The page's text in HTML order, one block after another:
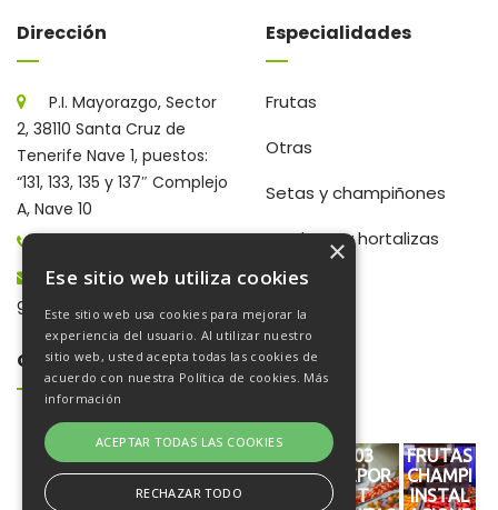
Dirección
P.I. Mayorazgo, Sector
2, 38110 Santa Cruz de
Tenerife Nave 1, puestos:
“131, 133, 135 y 137″ Complejo
A, Nave 10
gerencia@frutaschampi.es
Especialidades
Frutas
Otras
Setas y champiñones
Verduras y hortalizas
Galería De Fotos
03
REPOR
CHAMPI
INSTAL
CHAMPI
INSTAL
REPOR
03
REPOR
T
FRUTAS
CHAMPI
INSTAL
×
Ese sitio web utiliza cookies
Este sitio web usa cookies para mejorar la
experiencia del usuario. Al utilizar nuestro
sitio web, usted acepta todas las cookies de
acuerdo con nuestra Política de cookies. Más
información
ACEPTAR TODAS LAS COOKIES
RECHAZAR TODO